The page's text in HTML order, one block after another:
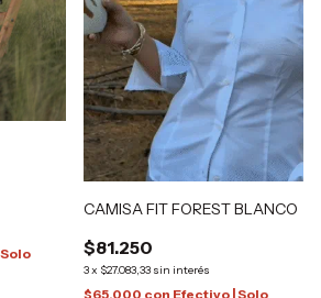
CAMISA FIT FOREST BLANCO
$81.250
3x $27.083,33 sin interés
$65.000 con Efectivo | Solo